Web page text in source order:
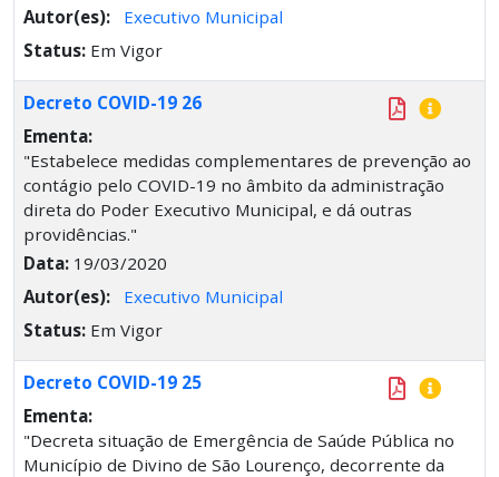
Autor(es):
Executivo Municipal
Status: Em Vigor
Decreto COVID-19 26
Ementa:
"Estabelece medidas complementares de prevenção ao
contágio pelo COVID-19 no âmbito da administração
direta do Poder Executivo Municipal, e dá outras
providências."
Data: 19/03/2020
Autor(es):
Executivo Municipal
Status: Em Vigor
Decreto COVID-19 25
Ementa:
"Decreta situação de Emergência de Saúde Pública no
Município de Divino de São Lourenço, decorrente da